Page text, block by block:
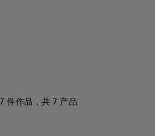
7件作品，共 7 产品